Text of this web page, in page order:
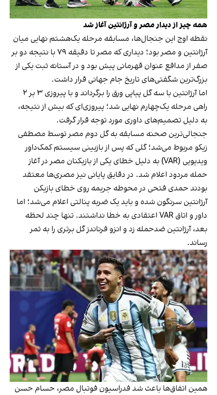
همه چیز از دیدار مصر و آرژانتین آغاز شد
نقطه اوج این جنجال‌ها، مسابقه مرحله یک‌هشتم نهایی میان
آرژانتین و مصر بود؛ دیداری که مصر تا دقیقه ۷۹ با نتیجه دو بر
صفر از مدافع عنوان قهرمانی پیش بود و در آستانه ثبت یکی از
بزرگ‌ترین شگفتی‌های تاریخ جام جهانی قرار داشت.
اما آرژانتین با سه گل پیاپی ورق را برگرداند و با پیروزی ۳ بر ۲
راهی مرحله یک‌چهارم نهایی شد؛ پیروزی‌ای که بیش از نتیجه،
به دلیل تصمیم‌های داوری مورد توجه قرار گرفت.
جنجالی‌ترین صحنه مسابقه به گل دوم مصر توسط مصطفی
زیکو مربوط می‌شد؛ گلی که پس از بازبینی سیستم کمک‌داور
ویدیویی (VAR) به دلیل خطای یکی از بازیکنان مصر در آغاز
حمله مردود اعلام شد. در دقایق پایانی نیز مصری‌ها معتقد
بودند حمدی فتحی در محوطه جریمه روی خطای بازیکن
آرژانتین سرنگون شده و باید یک ضربه پنالتی اعلام می‌شد؛ اما
داور و اتاق VAR اعتقادی به خطا نداشتند. تنها چند لحظه
بعد، آرژانتین ضدحمله زد و انزو فرناندز گل برتری را به ثمر
رساند.
همین اتفاق‌ها باعث شد فدراسیون فوتبال مصر، حسام حسن